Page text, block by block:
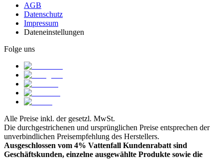
AGB
Datenschutz
Impressum
Dateneinstellungen
Folge uns
Alle Preise inkl. der gesetzl. MwSt.
Die durchgestrichenen und ursprünglichen Preise entsprechen der
unverbindlichen Preisempfehlung des Herstellers.
Ausgeschlossen vom 4% Vattenfall Kundenrabatt sind
Geschäftskunden, einzelne ausgewählte Produkte sowie die